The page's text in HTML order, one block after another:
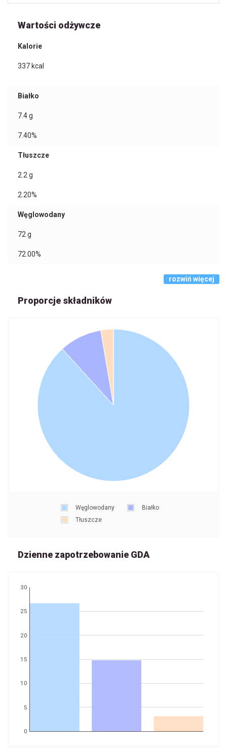
Wartości odżywcze
Kalorie
337 kcal
Białko
7.4g
7.40%
Tłuszcze
2.2g
2.20%
Węglowodany
72g
72.00%
rozwiń więcej
Proporcje składników
Węglowodany
Białko
Tłuszcze
Dzienne zapotrzebowanie GDA
0
5
10
15
20
25
30